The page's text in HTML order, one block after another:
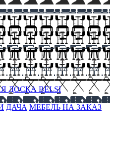
ДОСКА BELSI
ДАЧА МЕБЕЛЬ НА ЗАКАЗ